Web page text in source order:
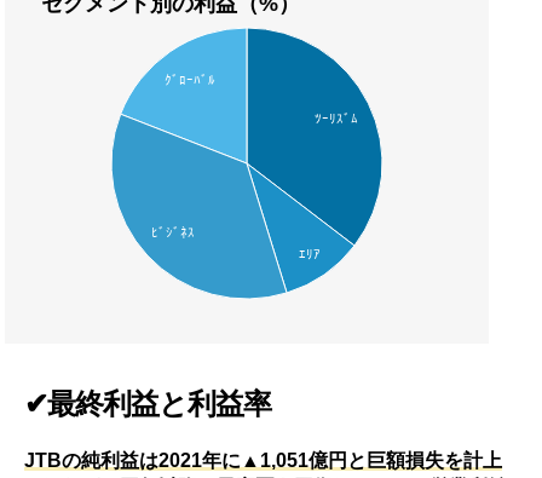
ﾂｰﾘｽﾞﾑ
ｴﾘｱ
ｸﾞﾛｰﾊﾞﾙ
ﾋﾞｼﾞﾈｽ
✔最終利益と利益率
JTBの純利益は2021年に▲1,051億円と巨額損失を計上